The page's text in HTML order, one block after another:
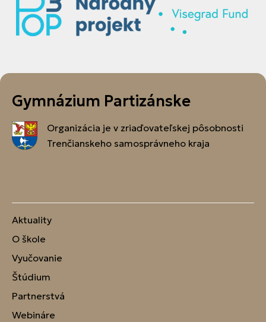
Gymnázium Partizánske
Organizácia je v zriaďovateľskej pôsobnosti
Trenčianskeho samosprávneho kraja
Aktuality
O škole
Vyučovanie
Štúdium
Partnerstvá
Webináre